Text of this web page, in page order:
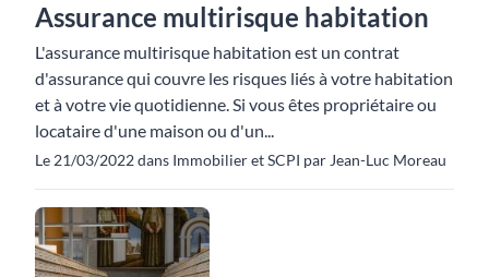
Assurance multirisque habitation
L'assurance multirisque habitation est un contrat
d'assurance qui couvre les risques liés à votre habitation
et à votre vie quotidienne. Si vous êtes propriétaire ou
locataire d'une maison ou d'un...
Le 21/03/2022 dans Immobilier et SCPI par Jean-Luc Moreau